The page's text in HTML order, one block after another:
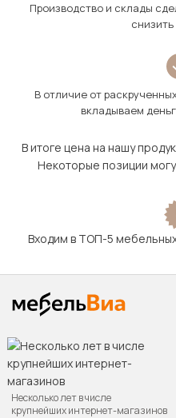
Производство и склады
В отличие от
вкладываем
В итоге цена на нашу
Некоторые позиции
Входим в ТОП-5
Несколько лет в числе
крупнейших интернет-магазинов